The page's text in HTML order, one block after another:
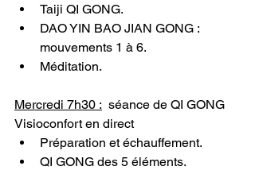
Taiji QI GONG.
DAO YIN BAO JIAN GONG :
mouvements 1 à 6.
Méditation.
Mercredi 7h30 : séance de QI GONG
Visioconfort en direct
Préparation et échauffement.
QI GONG des 5 éléments.